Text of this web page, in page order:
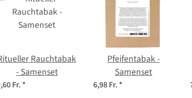
Rauchtabak
- Samenset
Fr.*
Pfeifentabak -
Samenset
6,98 Fr.*